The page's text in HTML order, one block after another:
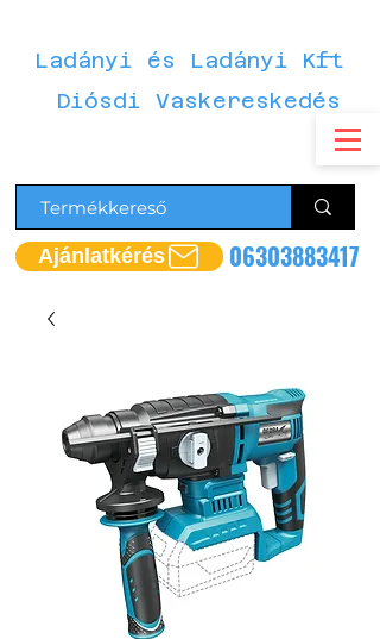
Ladányi és Ladányi Kft
Diósdi Vaskereskedés
Ajánlatkérés 06303883417